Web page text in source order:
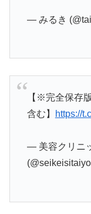
— みるき
【※完全保存
含む】
https://
— 美容クリニ